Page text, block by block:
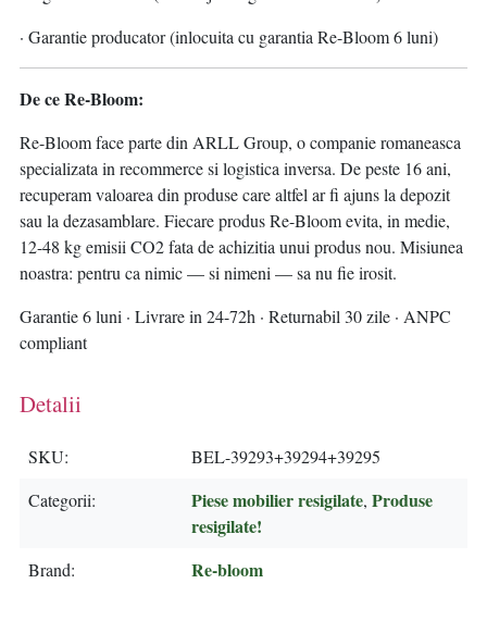
· Garantie producator (inlocuita cu garantia Re-Bloom 6 luni)
De ce Re-Bloom:
Re-Bloom face parte din ARLL Group, o companie romaneasca
specializata in recommerce si logistica inversa. De peste 16 ani,
recuperam valoarea din produse care altfel ar fi ajuns la depozit
sau la dezasamblare. Fiecare produs Re-Bloom evita, in medie,
12-48 kg emisii CO2 fata de achizitia unui produs nou. Misiunea
noastra: pentru ca nimic — si nimeni — sa nu fie irosit.
Garantie 6 luni · Livrare in 24-72h · Returnabil 30 zile · ANPC
compliant
Detalii
SKU
BEL-39293+39294+39295
Categorii
Piese mobilier resigilate, Produse
resigilate!
Brand Re-bloom